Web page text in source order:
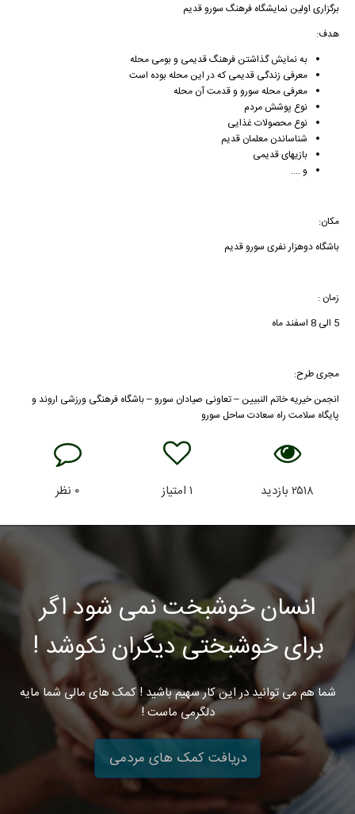
برگزاری اولین نمایشگاه فرهنگ سورو قدیم
هدف:
به نمایش گذاشتن فرهنگ قدیمی و بومی محله
معرفی زندگی قدیمی که در این محله بوده است
معرفی محله سورو و قدمت آن محله
نوع پوشش مردم
نوع محصولات غذایی
شناساندن معلمان قدیم
بازیهای قدیمی
و ....
مکان:
باشگاه دوهزار نفری سورو قدیم
زمان :
5 الی 8 اسفند ماه
مجری طرح:
انجمن خیریه خاتم النبیین – تعاونی صیادان سورو – باشگاه فرهنگی ورزشی اروند و
پایگاه سلامت راه سعادت ساحل سورو
۲۵۱۸بازدید ۱امتیاز ۰ نظر
انسان خوشبخت نمی شود اگر
برای خوشبختی دیگران نکوشد !
شما هم می توانید در این کار سهیم باشید ! کمک های مالی شما مایه
دلگرمی ماست !
دریافت کمک های مردمی